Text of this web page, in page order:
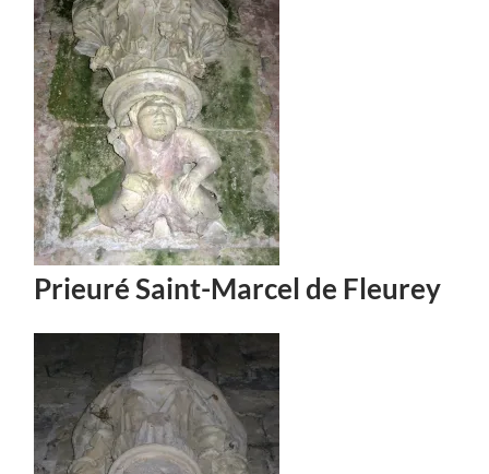
Prieuré Saint-Marcel de Fleurey